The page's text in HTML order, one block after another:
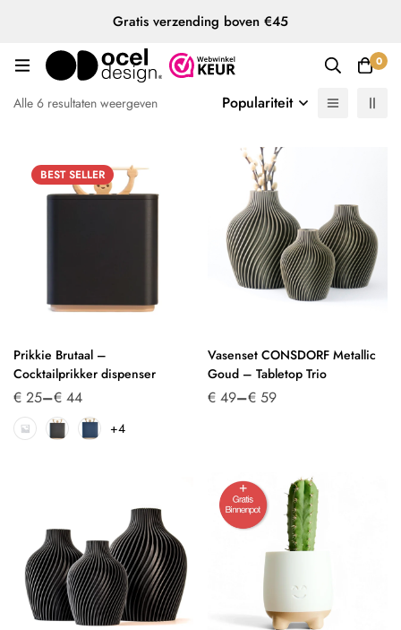
Gratis verzending boven €45
0
Alle 6 resultaten weergeven Populariteit
BESTSELLER
Prikkie Brutaal –
Cocktailprikker dispenser
€ 25–€ 44
+4
Vasenset CONSDORF Metallic
Goud – Tabletop Trio
€ 49–€ 59